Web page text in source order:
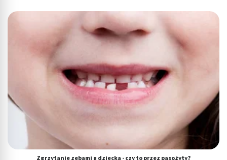
Zgrzytanie zębami u dziecka - czy to przez pasożyty?